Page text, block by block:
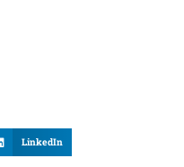
LinkedIn